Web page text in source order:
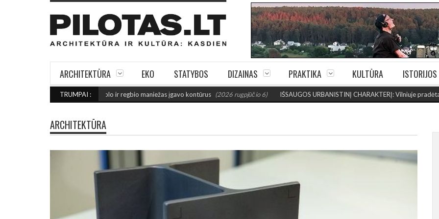
ARCHITEKTŪRA EKO STATYBOS DIZAINAS PRAKTIKA KULTŪRA ISTORIJOS
TRUMPAI :
FINIŠO: Šiaulių futbolo ir regbio maniežas įgavo kontūrus (2026 rugpjūčio 6) IŠSAUGOS URBANISTINĮ CHARAKTERĮ: Vilniuje pradėtas Jogailos
ARCHITEKTŪRA